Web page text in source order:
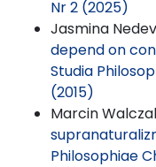
Nr 2 (2025)
Jasmina
depend on
Studia
(2015)
Marcin
Philosophiae